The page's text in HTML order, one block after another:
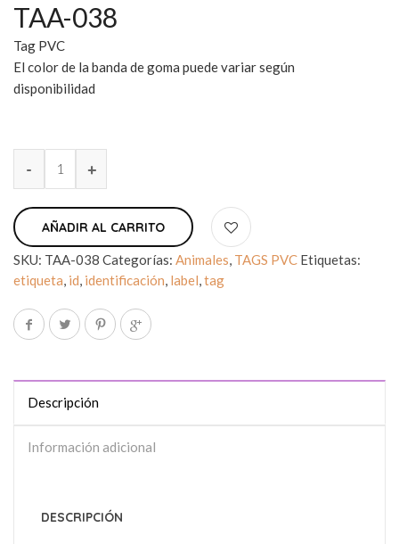
TAA-038
Tag PVC
El color de la banda de goma puede variar según
disponibilidad
AÑADIR AL CARRITO
SKU: TAA-038 Categorías: Animales, TAGS PVC Etiquetas:
etiqueta, id, identificación, label,tag
Descripción
Información adicional
DESCRIPCIÓN